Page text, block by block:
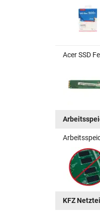
Acer SSD
KFZ